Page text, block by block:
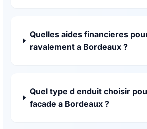
Quelles aides financieres
ravalement a Bordeaux ?
Quel type d enduit choisir
facade a Bordeaux ?